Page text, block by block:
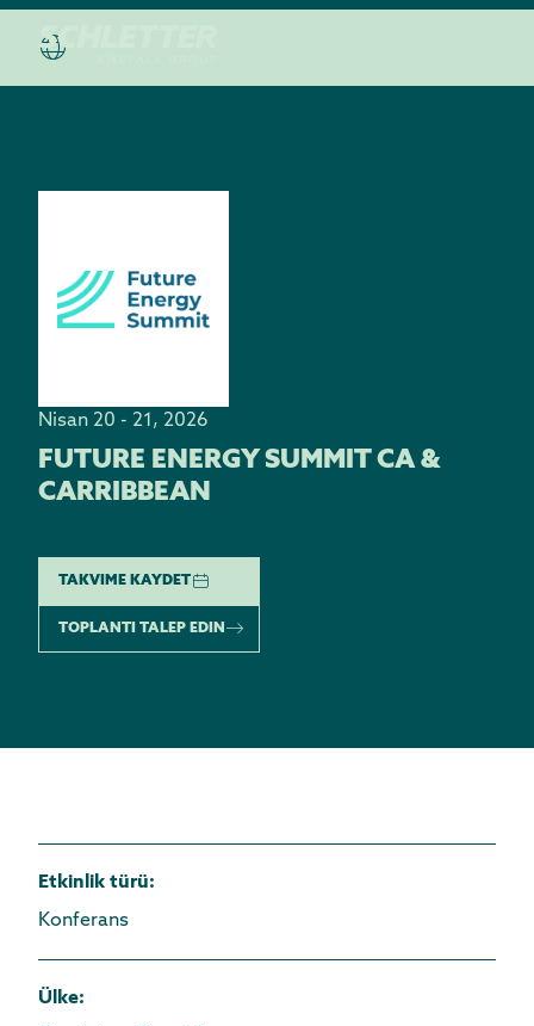
Nisan 20 - 21, 2026
FUTURE ENERGY SUMMIT CA &
CARRIBBEAN
TAKVIME KAYDET
TOPLANTI TALEP EDIN
Etkinlik türü:
Konferans
Ülke: